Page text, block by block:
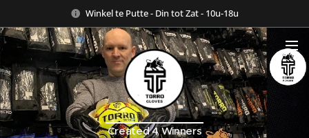
Winkel te Putte - Din tot Zat - 10u-18u
Created 4 Winners